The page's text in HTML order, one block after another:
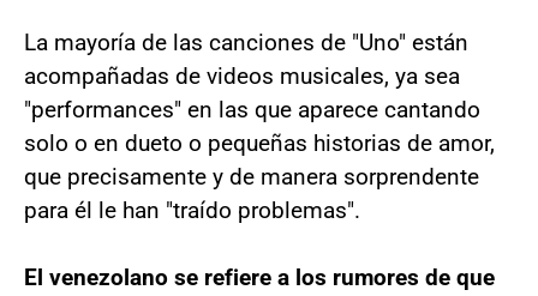
La mayoría de las canciones de "Uno" están
acompañadas de videos musicales, ya sea
"performances" en las que aparece cantando
solo o en dueto o pequeñas historias de amor,
que precisamente y de manera sorprendente
para él le han "traído problemas".
El venezolano se refiere a los rumores de que